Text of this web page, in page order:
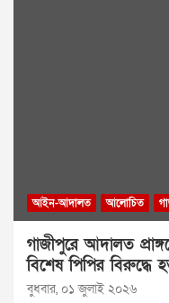
আইন-আদালত আলোচিত
গাজীপুরে আদালত
বিশেষ পিপির বিরুদ্ধে
বুধবার, ০১ জুলাই ২০২৬